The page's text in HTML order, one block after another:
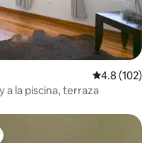
Calificación
4.8 (102)
a la piscina, terraza